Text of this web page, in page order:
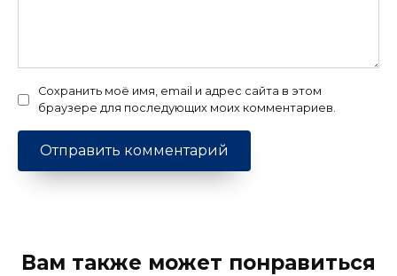
Сохранить моё имя, email и адрес сайта в этом
браузере для последующих моих комментариев.
Вам также может понравиться